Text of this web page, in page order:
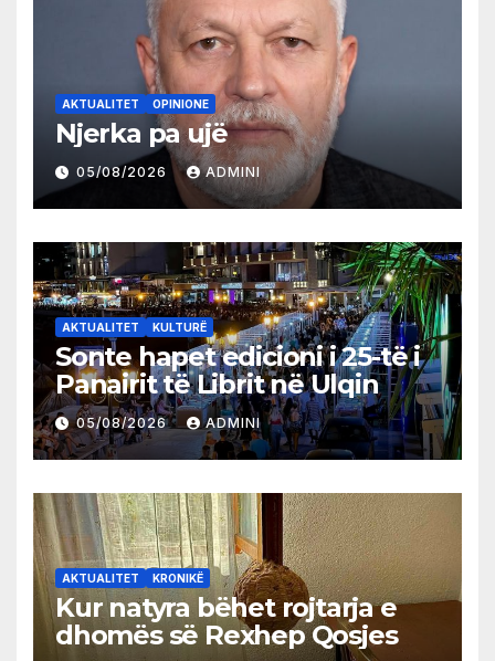
AKTUALITET OPINIONE
Njerka pa ujë
05/08/2026 ADMINI
AKTUALITET KULTURË
Sonte hapet edicioni i 25-të i
Panairit të Librit në Ulqin
05/08/2026 ADMINI
AKTUALITET KRONIKË
Kur natyra bëhet rojtarja e
dhomës së Rexhep Qosjes